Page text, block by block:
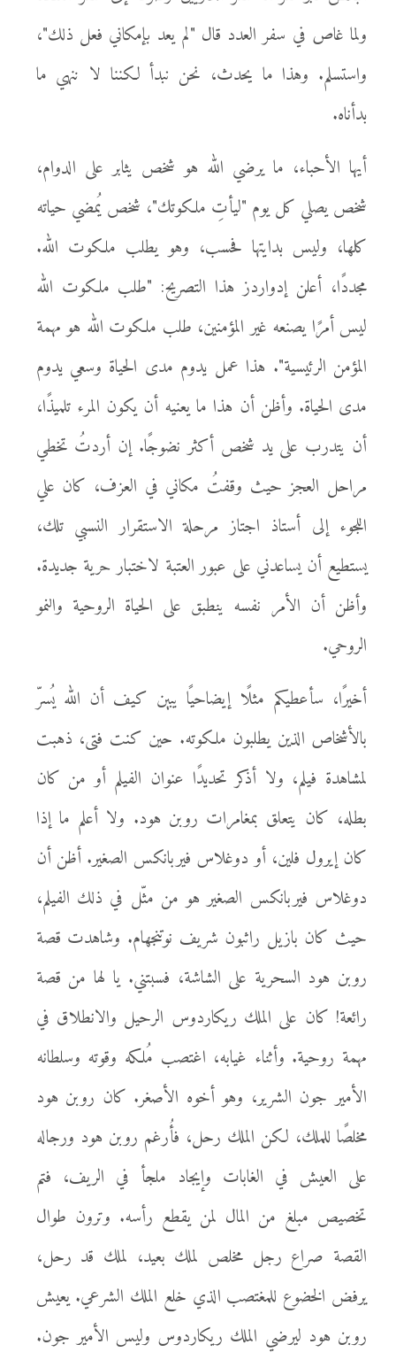
ولما غاص في سفر العدد قال "لم يعد بإمكاني فعل ذلك"،
واستسلم. وهذا ما يحدث، نحن نبدأ لكننا لا ننهي ما
بدأناه.
أيها الأحباء، ما يرضي الله هو شخص يثابر على الدوام،
شخص يصلي كل يوم "ليأتِ ملكوتك"، شخص يُمضي حياته
كلها، وليس بدايتها فحسب، وهو يطلب ملكوت الله.
مجددًا، أعلن إدواردز هذا التصريح: "طلب ملكوت الله
ليس أمرًا يصنعه غير المؤمنين، طلب ملكوت الله هو مهمة
المؤمن الرئيسية". هذا عمل يدوم مدى الحياة وسعي يدوم
مدى الحياة. وأظن أن هذا ما يعنيه أن يكون المرء تلميذًا،
أن يتدرب على يد شخص أكثر نضوجًا. إن أردتُ تخطي
مراحل العجز حيث وقفتُ مكاني في العزف، كان علي
اللجوء إلى أستاذ اجتاز مرحلة الاستقرار النسبي تلك،
يستطيع أن يساعدني على عبور العتبة لاختبار حرية جديدة.
وأظن أن الأمر نفسه ينطبق على الحياة الروحية والنمو
الروحي.
أخيرًا، سأعطيكم مثلًا إيضاحيًا يبين كيف أن الله يُسرّ
بالأشخاص الذين يطلبون ملكوته. حين كنت فتى، ذهبت
لمشاهدة فيلم، ولا أذكر تحديدًا عنوان الفيلم أو من كان
بطله، كان يتعلق بمغامرات روبن هود. ولا أعلم ما إذا
كان إيرول فلين، أو دوغلاس فيربانكس الصغير. أظن أن
دوغلاس فيربانكس الصغير هو من مثّل في ذلك الفيلم،
حيث كان بازيل راثبون شريف نوتنجهام. وشاهدت قصة
روبن هود السحرية على الشاشة، فسبتني. يا لها من قصة
رائعة! كان على الملك ريكاردوس الرحيل والانطلاق في
مهمة روحية. وأثناء غيابه، اغتصب مُلكه وقوته وسلطانه
الأمير جون الشرير، وهو أخوه الأصغر. كان روبن هود
مخلصًا للملك، لكن الملك رحل، فأُرغم روبن هود ورجاله
على العيش في الغابات وإيجاد ملجأ في الريف، فتم
تخصيص مبلغ من المال لمن يقطع رأسه. وترون طوال
القصة صراع رجل مخلص لملك بعيد، لملك قد رحل،
يرفض الخضوع للمغتصب الذي خلع الملك الشرعي. يعيش
روبن هود ليرضي الملك ريكاردوس وليس الأمير جون.